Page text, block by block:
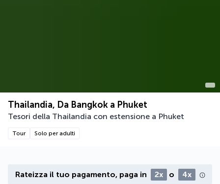
Thailandia, Da Bangkok a Phuket
Tesori della Thailandia con estensione a Phuket
Tour Solo per adulti
Rateizza il tuo pagamento, paga in 2x o 4x